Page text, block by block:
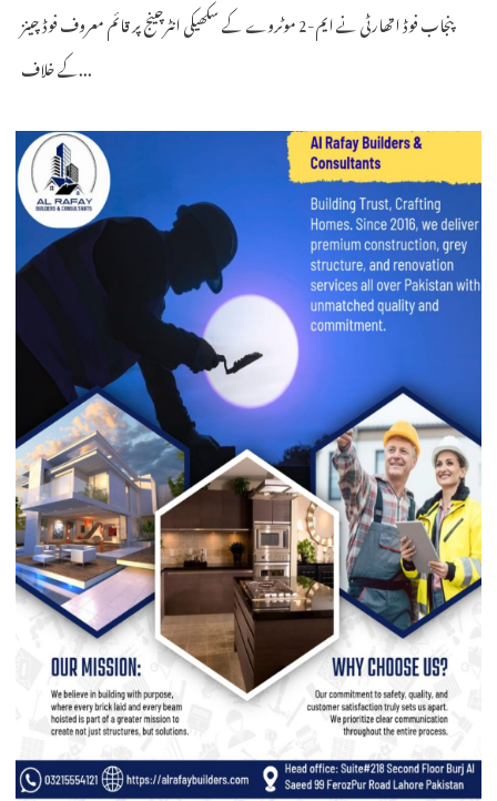
پنجاب فوڈ اتھارٹی نے ایم-2 موٹروے کے سکھیکی انٹرچینج پر قائم معروف فوڈ چینز
کے خلاف...